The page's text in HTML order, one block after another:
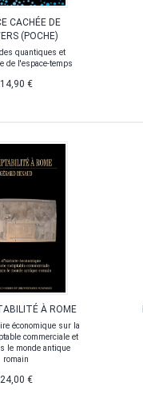
CACHÉE DE
(POCHE)
quantiques et
de l'espace-temps
14,90 €
À ROME
économique sur la
commerciale et
le monde antique
romain
24,00 €